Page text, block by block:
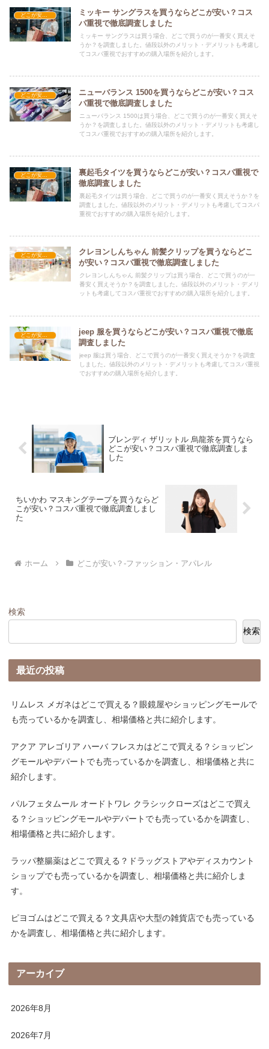
ミッキー サングラスを買うならどこが安い？コス
パ重視で徹底調査しました
ミッキー サングラスは買う場合、どこで買うのが一番安く買えそ
うか？を調査しました。値段以外のメリット・デメリットも考慮し
てコスパ重視でおすすめの購入場所を紹介します。
ニューバランス 1500を買うならどこが安い？コス
パ重視で徹底調査しました
ニューバランス 1500は買う場合、どこで買うのが一番安く買えそ
うか？を調査しました。値段以外のメリット・デメリットも考慮し
てコスパ重視でおすすめの購入場所を紹介します。
裏起毛タイツを買うならどこが安い？コスパ重視で
徹底調査しました
裏起毛タイツは買う場合、どこで買うのが一番安く買えそうか？を
調査しました。値段以外のメリット・デメリットも考慮してコスパ
重視でおすすめの購入場所を紹介します。
クレヨンしんちゃん 前髪クリップを買うならどこ
が安い？コスパ重視で徹底調査しました
クレヨンしんちゃん 前髪クリップは買う場合、どこで買うのが一
番安く買えそうか？を調査しました。値段以外のメリット・デメリ
ットも考慮してコスパ重視でおすすめの購入場所を紹介します。
jeep 服を買うならどこが安い？コスパ重視で徹底
調査しました
jeep 服は買う場合、どこで買うのが一番安く買えそうか？を調査
しました。値段以外のメリット・デメリットも考慮してコスパ重視
でおすすめの購入場所を紹介します。
ブレンディ ザリットル 烏龍茶を買うなら
どこが安い？コスパ重視で徹底調査しま
した
ちいかわ マスキングテープを買うならど
こが安い？コスパ重視で徹底調査しまし
た
ホーム どこが安い？-ファッション・アパレル
検索
検索
最近の投稿
リムレス メガネはどこで買える？眼鏡屋やショッピングモールで
も売っているかを調査し、相場価格と共に紹介します。
アクア アレゴリア ハーバ フレスカはどこで買える？ショッピン
グモールやデパートでも売っているかを調査し、相場価格と共に
紹介します。
パルフェタムール オードトワレ クラシックローズはどこで買え
る？ショッピングモールやデパートでも売っているかを調査し、
相場価格と共に紹介します。
ラッパ整腸薬はどこで買える？ドラッグストアやディスカウント
ショップでも売っているかを調査し、相場価格と共に紹介しま
す。
ピヨゴムはどこで買える？文具店や大型の雑貨店でも売っている
かを調査し、相場価格と共に紹介します。
アーカイブ
2026年8月
2026年7月